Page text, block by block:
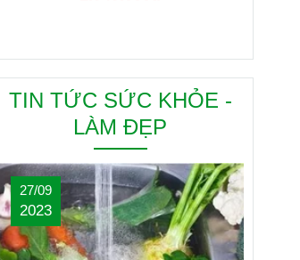
TIN TỨC SỨC KHỎE -
LÀM ĐẸP
27/09
2023